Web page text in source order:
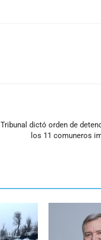
Tribunal dictó orden de
los 11 comuneros